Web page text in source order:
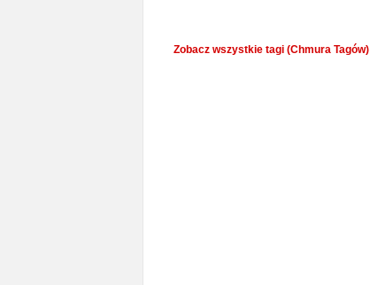
Zobacz wszystkie tagi (Chmura Tagów)